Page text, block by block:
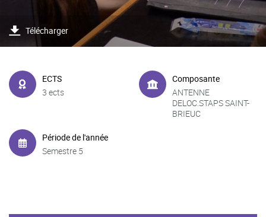
Télécharger
ECTS
3 ects
Composante
ANTENNE
DELOC.STAPS SAINT-
BRIEUC
Période de l'année
Semestre 5